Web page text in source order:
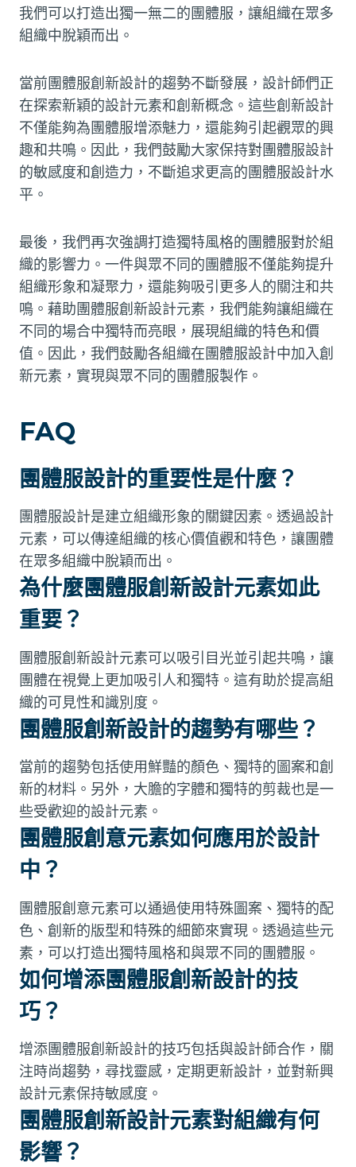
我們可以打造出獨一無二的團體服，讓組織在眾多
組織中脫穎而出。
當前團體服創新設計的趨勢不斷發展，設計師們正
在探索新穎的設計元素和創新概念。這些創新設計
不僅能夠為團體服增添魅力，還能夠引起觀眾的興
趣和共鳴。因此，我們鼓勵大家保持對團體服設計
的敏感度和創造力，不斷追求更高的團體服設計水
平。
最後，我們再次強調打造獨特風格的團體服對於組
織的影響力。一件與眾不同的團體服不僅能夠提升
組織形象和凝聚力，還能夠吸引更多人的關注和共
鳴。藉助團體服創新設計元素，我們能夠讓組織在
不同的場合中獨特而亮眼，展現組織的特色和價
值。因此，我們鼓勵各組織在團體服設計中加入創
新元素，實現與眾不同的團體服製作。
FAQ
團體服設計的重要性是什麼？
團體服設計是建立組織形象的關鍵因素。透過設計
元素，可以傳達組織的核心價值觀和特色，讓團體
在眾多組織中脫穎而出。
為什麼團體服創新設計元素如此
重要？
團體服創新設計元素可以吸引目光並引起共鳴，讓
團體在視覺上更加吸引人和獨特。這有助於提高組
織的可見性和識別度。
團體服創新設計的趨勢有哪些？
當前的趨勢包括使用鮮豔的顏色、獨特的圖案和創
新的材料。另外，大膽的字體和獨特的剪裁也是一
些受歡迎的設計元素。
團體服創意元素如何應用於設計
中？
團體服創意元素可以通過使用特殊圖案、獨特的配
色、創新的版型和特殊的細節來實現。透過這些元
素，可以打造出獨特風格和與眾不同的團體服。
如何增添團體服創新設計的技
巧？
增添團體服創新設計的技巧包括與設計師合作，關
注時尚趨勢，尋找靈感，定期更新設計，並對新興
設計元素保持敏感度。
團體服創新設計元素對組織有何
影響？